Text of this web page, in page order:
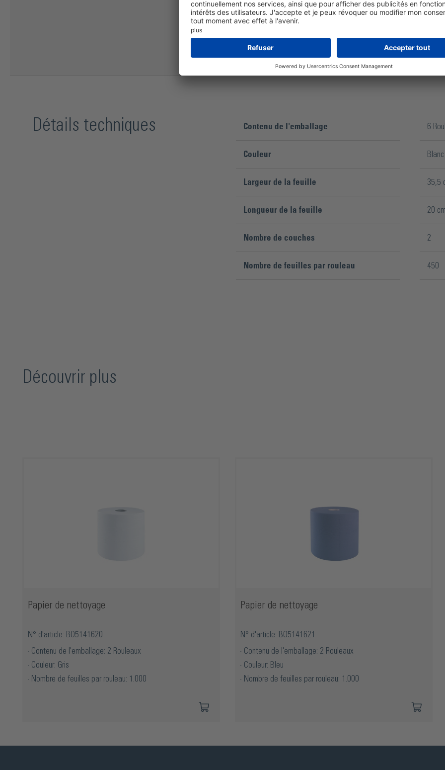
PEFC
Détails techniques Contenu de l'emballage 6
Couleur Blanc
Largeur de la feuille 35,5
Longueur de la feuille 20 cm
Nombre de couches 2
Nombre de feuilles par rouleau 450
Découvrir plus
Papier de nettoyage
N° d'article: BO5141620
Contenu de l'emballage: 2 Rouleaux
Couleur: Gris
Nombre de feuilles par rouleau: 1.000
Papier de nettoyage
N° d'article: BO5141621
Contenu de l'emballage: 2 Rouleaux
Couleur: Bleu
Nombre de feuilles par rouleau: 1.000